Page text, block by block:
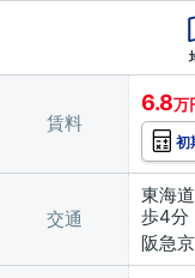
賃料
6.8万
初
交通
東海
歩4分
阪急